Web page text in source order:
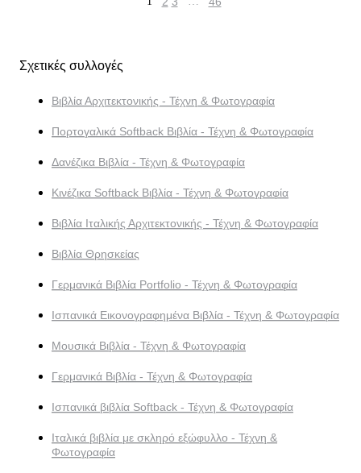
Σχετικές συλλογές
Βιβλία Αρχιτεκτονικής - Τέχνη & Φωτογραφία
Πορτογαλικά Softback Βιβλία - Τέχνη & Φωτογραφία
Δανέζικα Βιβλία - Τέχνη & Φωτογραφία
Κινέζικα Softback Βιβλία - Τέχνη & Φωτογραφία
Βιβλία Ιταλικής Αρχιτεκτονικής - Τέχνη & Φωτογραφία
Βιβλία Θρησκείας
Γερμανικά Βιβλία Portfolio - Τέχνη & Φωτογραφία
Ισπανικά Εικονογραφημένα Βιβλία - Τέχνη & Φωτογραφία
Μουσικά Βιβλία - Τέχνη & Φωτογραφία
Γερμανικά Βιβλία - Τέχνη & Φωτογραφία
Ισπανικά βιβλία Softback - Τέχνη & Φωτογραφία
Ιταλικά βιβλία με σκληρό εξώφυλλο - Τέχνη &
Φωτογραφία